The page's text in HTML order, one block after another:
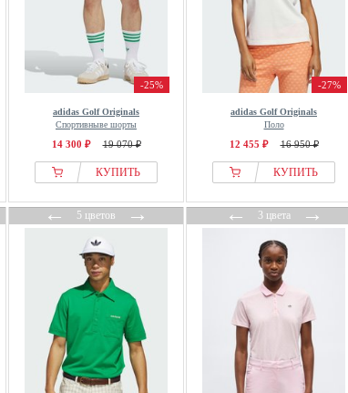
-25%
adidas Golf Originals
Спортивныве шорты
14 300 ₽ 19 070 ₽
КУПИТЬ
-27%
adidas Golf Originals
Поло
12 455 ₽ 16 950 ₽
КУПИТЬ
←5 цветов→ ←3 цвета→